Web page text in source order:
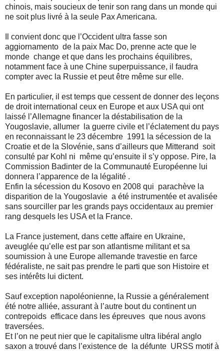
chinois, mais soucieux de tenir son rang dans un monde qui
ne soit plus livré à la seule Pax Americana.
Il convient donc que l’Occident ultra fasse son
aggiornamento de la paix Mac Do, prenne acte que le
monde change et que dans les prochains équilibres,
notamment face à une Chine superpuissance, il faudra
compter avec la Russie et peut être même sur elle.
En particulier, il est temps que cessent de donner des leçons
de droit international ceux en Europe et aux USA qui ont
laissé l’Allemagne financer la déstabilisation de la
Yougoslavie, allumer
la guerre civile et l’éclatement du pays
en reconnaissant le 23 décembre 1991 la sécession de la
Croatie et de la Slovénie, sans d’ailleurs que Mitterand soit
consulté par Kohl ni même qu’ensuite il s’y oppose. Pire, la
Commission Badinter de la Communauté Européenne lui
donnera l’apparence de la légalité .
Enfin la sécession du Kosovo en 2008 qui parachève la
disparition de la Yougoslavie a été instrumentée et avalisée
sans sourciller par les grands pays occidentaux au premier
rang desquels les USA et la France.
La France justement, dans cette affaire en Ukraine,
aveuglée qu’elle est par son atlantisme militant et sa
soumission à une Europe allemande travestie en farce
fédéraliste, ne sait pas prendre le parti que son Histoire et
ses intérêts lui dictent.
Sauf exception napoléonienne, la Russie a généralement
été notre alliée, assurant à l’autre bout du continent un
contrepoids efficace dans les épreuves que nous avons
traversées.
Et l’on ne peut nier que le capitalisme ultra libéral anglo
saxon a trouvé dans l’existence de
la défunte URSS motif à